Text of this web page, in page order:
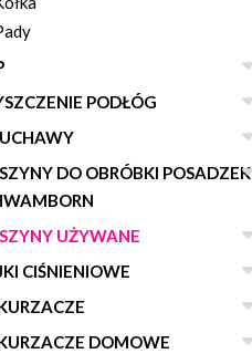
PODŁÓG
DO OBRÓBKI POSADZEK
UŻYWANE
CIŚNIENIOWE
DOMOWE